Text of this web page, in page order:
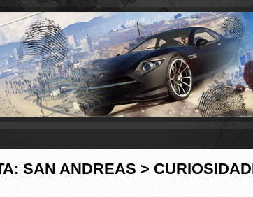
SAN ANDREAS >